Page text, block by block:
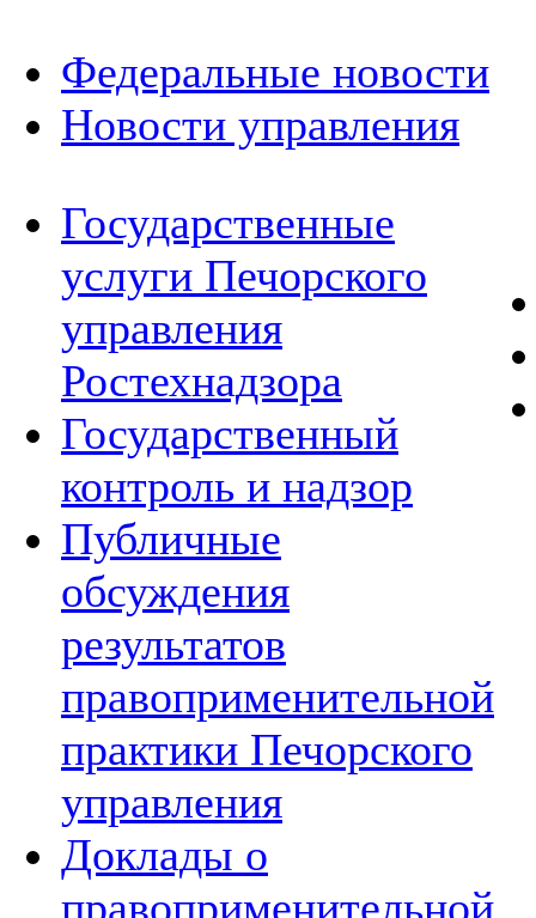
Федеральные новости
Новости управления
Государственные
услуги Печорского
управления
Ростехнадзора
Государственный
контроль и надзор
Публичные
обсуждения
результатов
правоприменительной
практики Печорского
управления
Доклады о
правоприменительной